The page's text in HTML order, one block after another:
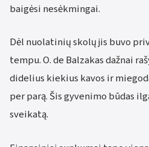
baigėsi nesėkmingai.
Dėl nuolatinių skolų jis buvo
tempu. O. de Balzakas dažnai
didelius kiekius kavos ir
per parą. Šis gyvenimo būdas
sveikatą.